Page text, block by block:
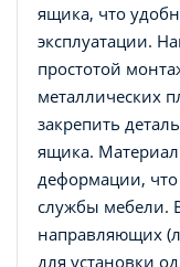
ящика, что
эксплуатации.
простотой
металлических
закрепить
ящика.
деформации,
службы мебели.
направляющих
для установки